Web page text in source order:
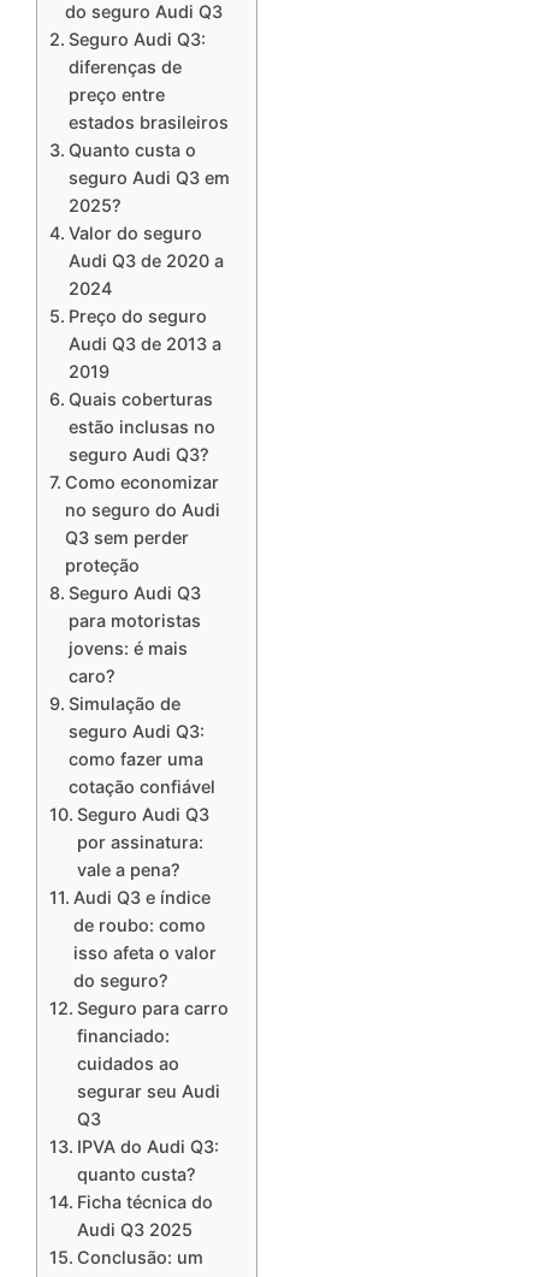
do seguro Audi Q3
Seguro Audi Q3:
diferenças de
preço entre
estados brasileiros
Quanto custa o
seguro Audi Q3 em
2025?
Valor do seguro
Audi Q3 de 2020 a
2024
Preço do seguro
Audi Q3 de 2013 a
2019
Quais coberturas
estão inclusas no
seguro Audi Q3?
Como economizar
no seguro do Audi
Q3 sem perder
proteção
Seguro Audi Q3
para motoristas
jovens: é mais
caro?
Simulação de
seguro Audi Q3:
como fazer uma
cotação confiável
Seguro Audi Q3
por assinatura:
vale a pena?
Audi Q3 e índice
de roubo: como
isso afeta o valor
do seguro?
Seguro para carro
financiado:
cuidados ao
segurar seu Audi
Q3
IPVA do Audi Q3:
quanto custa?
Ficha técnica do
Audi Q3 2025
Conclusão: um